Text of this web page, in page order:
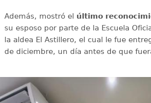
Además, mostró el último
su esposo por parte de la Escuela
la aldea El Astillero, el cual le fue
de diciembre, un día antes de que